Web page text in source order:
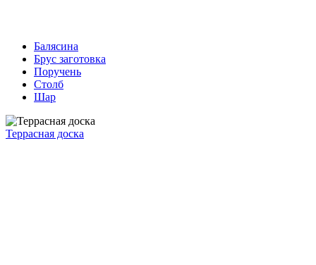
Балясина
Брус заготовка
Поручень
Столб
Шар
Террасная доска